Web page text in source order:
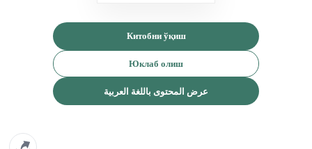
Китобни ўқиш
Юклаб олиш
عرض المحتوى باللغة العربية